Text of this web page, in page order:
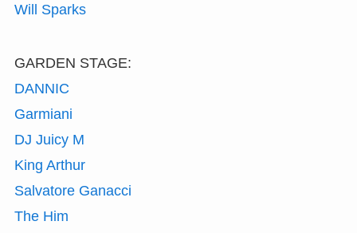
Will Sparks
GARDEN STAGE:
DANNIC
Garmiani
DJ Juicy M
King Arthur
Salvatore Ganacci
The Him